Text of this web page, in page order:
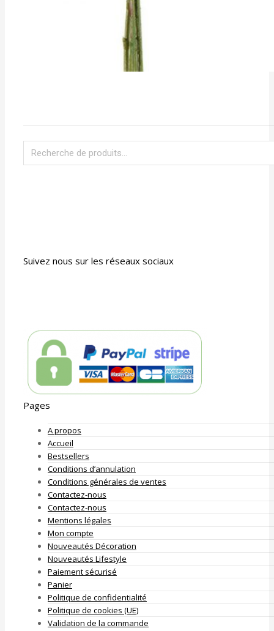
Suivez nous sur les réseaux sociaux
Pages
A propos
Accueil
Bestsellers
Conditions d’annulation
Conditions générales de ventes
Contactez-nous
Contactez-nous
Mentions légales
Mon compte
Nouveautés Décoration
Nouveautés Lifestyle
Paiement sécurisé
Panier
Politique de confidentialité
Politique de cookies (UE)
Validation de la commande